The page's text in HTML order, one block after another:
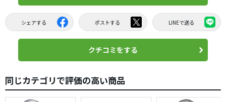
シェアする ポストする LINEで送る
クチコミをする
同じカテゴリで評価の高い商品